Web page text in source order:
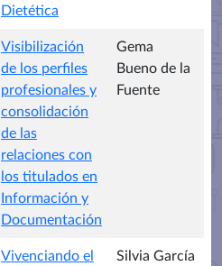
Dietética
Visibilización
de los perfiles
profesionales y
consolidación
de las
relaciones con
los titulados en
Información y
Documentación
Gema
Bueno de la
Fuente
Vivenciando el
Silvia García